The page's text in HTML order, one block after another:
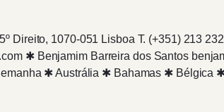
Direito, 1070-051 Lisboa T. (+351) 213
✱ Benjamim Barreira dos Santos
✱ Austrália ✱ Bahamas ✱ Bélgica